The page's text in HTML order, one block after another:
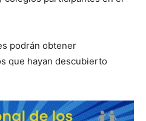
podrán obtener
que hayan descubierto